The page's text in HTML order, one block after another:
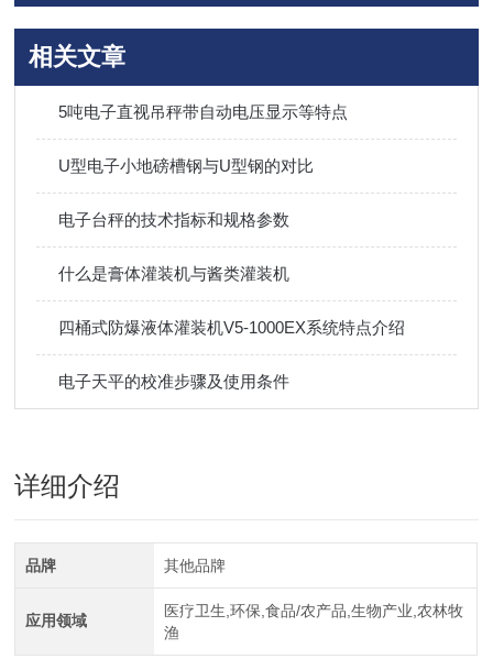
相关文章
5吨电子直视吊秤带自动电压显示等特点
U型电子小地磅槽钢与U型钢的对比
电子台秤的技术指标和规格参数
什么是膏体灌装机与酱类灌装机
四桶式防爆液体灌装机V5-1000EX系统特点介绍
电子天平的校准步骤及使用条件
详细介绍
品牌 其他品牌
应用领域
医疗卫生,环保,食品/农产品,生物产业,农林牧
渔